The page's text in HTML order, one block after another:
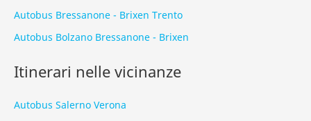
Autobus Bressanone - Brixen Trento
Autobus Bolzano Bressanone - Brixen
Itinerari nelle vicinanze
Autobus Salerno Verona